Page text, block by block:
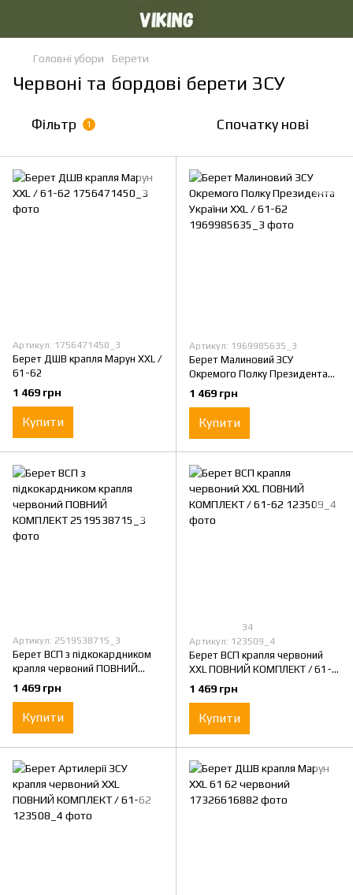
Головні убори Берети
Червоні та бордові берети ЗСУ
Фільтр 1 Спочатку нові
Артикул: 1756471450_3
Берет ДШВ крапля Марун XXL /
61-62
1 469 грн
Купити
Артикул: 1969985635_3
Берет Малиновий ЗСУ
Окремого Полку Президента
України XXL / 61-62
1 469 грн
Купити
Артикул: 2519538715_3
Берет ВСП з підкокардником
крапля червоний ПОВНИЙ
КОМПЛЕКТ
1 469 грн
Купити
34
Артикул: 123509_4
Берет ВСП крапля червоний
XXL ПОВНИЙ КОМПЛЕКТ / 61-
62
1 469 грн
Купити